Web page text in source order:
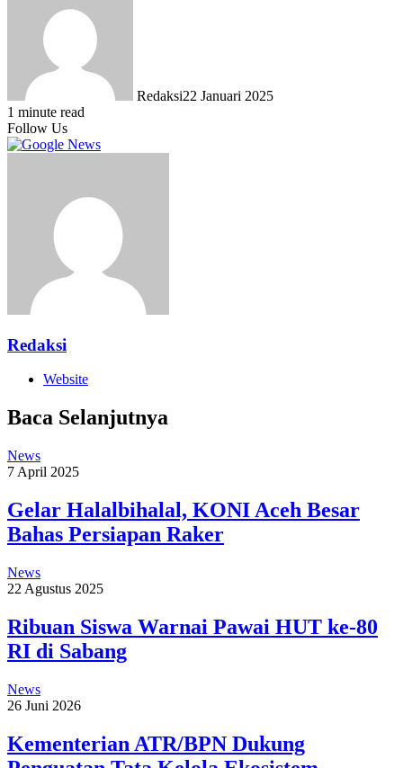
Redaksi22 Januari 2025
1 minute read
Follow Us
Redaksi
Website
Baca Selanjutnya
News
7 April 2025
Gelar Halalbihalal, KONI Aceh Besar
Bahas Persiapan Raker
News
22 Agustus 2025
Ribuan Siswa Warnai Pawai HUT ke-80
RI di Sabang
News
26 Juni 2026
Kementerian ATR/BPN Dukung